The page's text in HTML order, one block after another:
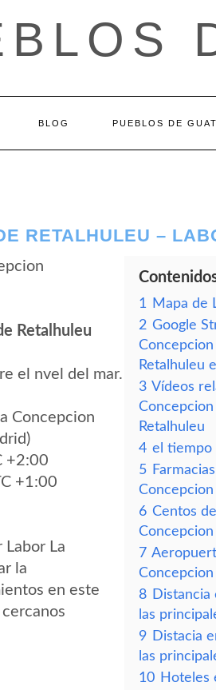
BLOG PUEBLOS DE
RETALHULEU –
Retalhuleu
el nvel del mar.
Concepcion
+2:00
+1:00
Labor La
la
en este
1
Mapa de
2 Google
Retalhuleu
3 Vídeos
Retalhuleu
4 el tiempo
5
6 Centos
7
Concepcion
8 Distancia
las
9 Distacia
las
10 Hoteles